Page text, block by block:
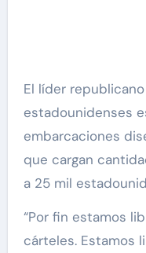
El líder
estadounidenses
embarcaciones
que cargan
a 25 mil
“Por fin estamos
cárteles. Estamos